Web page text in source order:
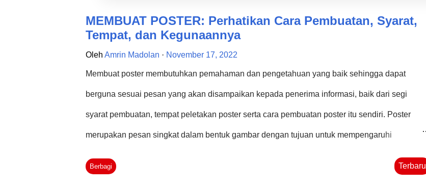
MEMBUAT POSTER: Perhatikan Cara Pembuatan, Syarat,
Tempat, dan Kegunaannya
Oleh Amrin Madolan November 17, 2022
Membuat poster membutuhkan pemahaman dan pengetahuan yang baik sehingga dapat
berguna sesuai pesan yang akan disampaikan kepada penerima informasi, baik dari segi
syarat pembuatan, tempat peletakan poster serta cara pembuatan poster itu sendiri. Poster
merupakan pesan singkat dalam bentuk gambar dengan tujuan untuk mempengaruhi
sesuatu. Poster tidak dapat memberi pelajaran dengan sendirinya, karena keterbatasan kata-
Berbagi Terbaru